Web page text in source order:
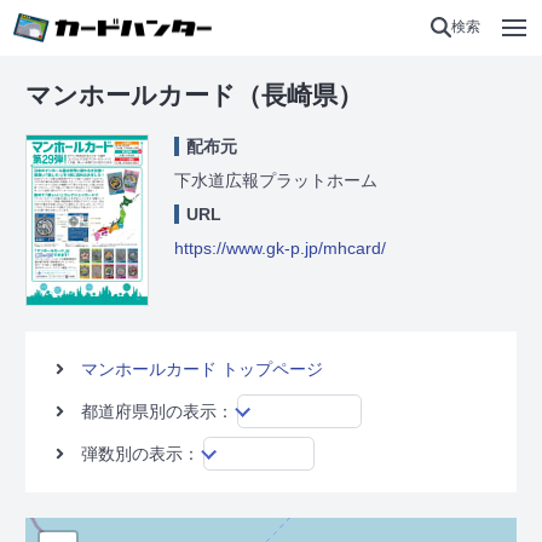
検索
マンホールカード（長崎県）
配布元
下水道広報プラットホーム
URL
https://www.gk-p.jp/mhcard/
マンホールカード トップページ
都道府県別の表示：
弾数別の表示：